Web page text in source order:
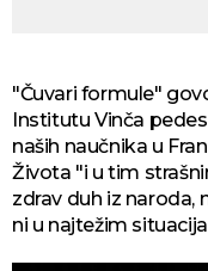
"Čuvari formule"
Institutu Vinča
naših naučnika u
Života "i u tim
zdrav duh iz naroda,
ni u najtežim